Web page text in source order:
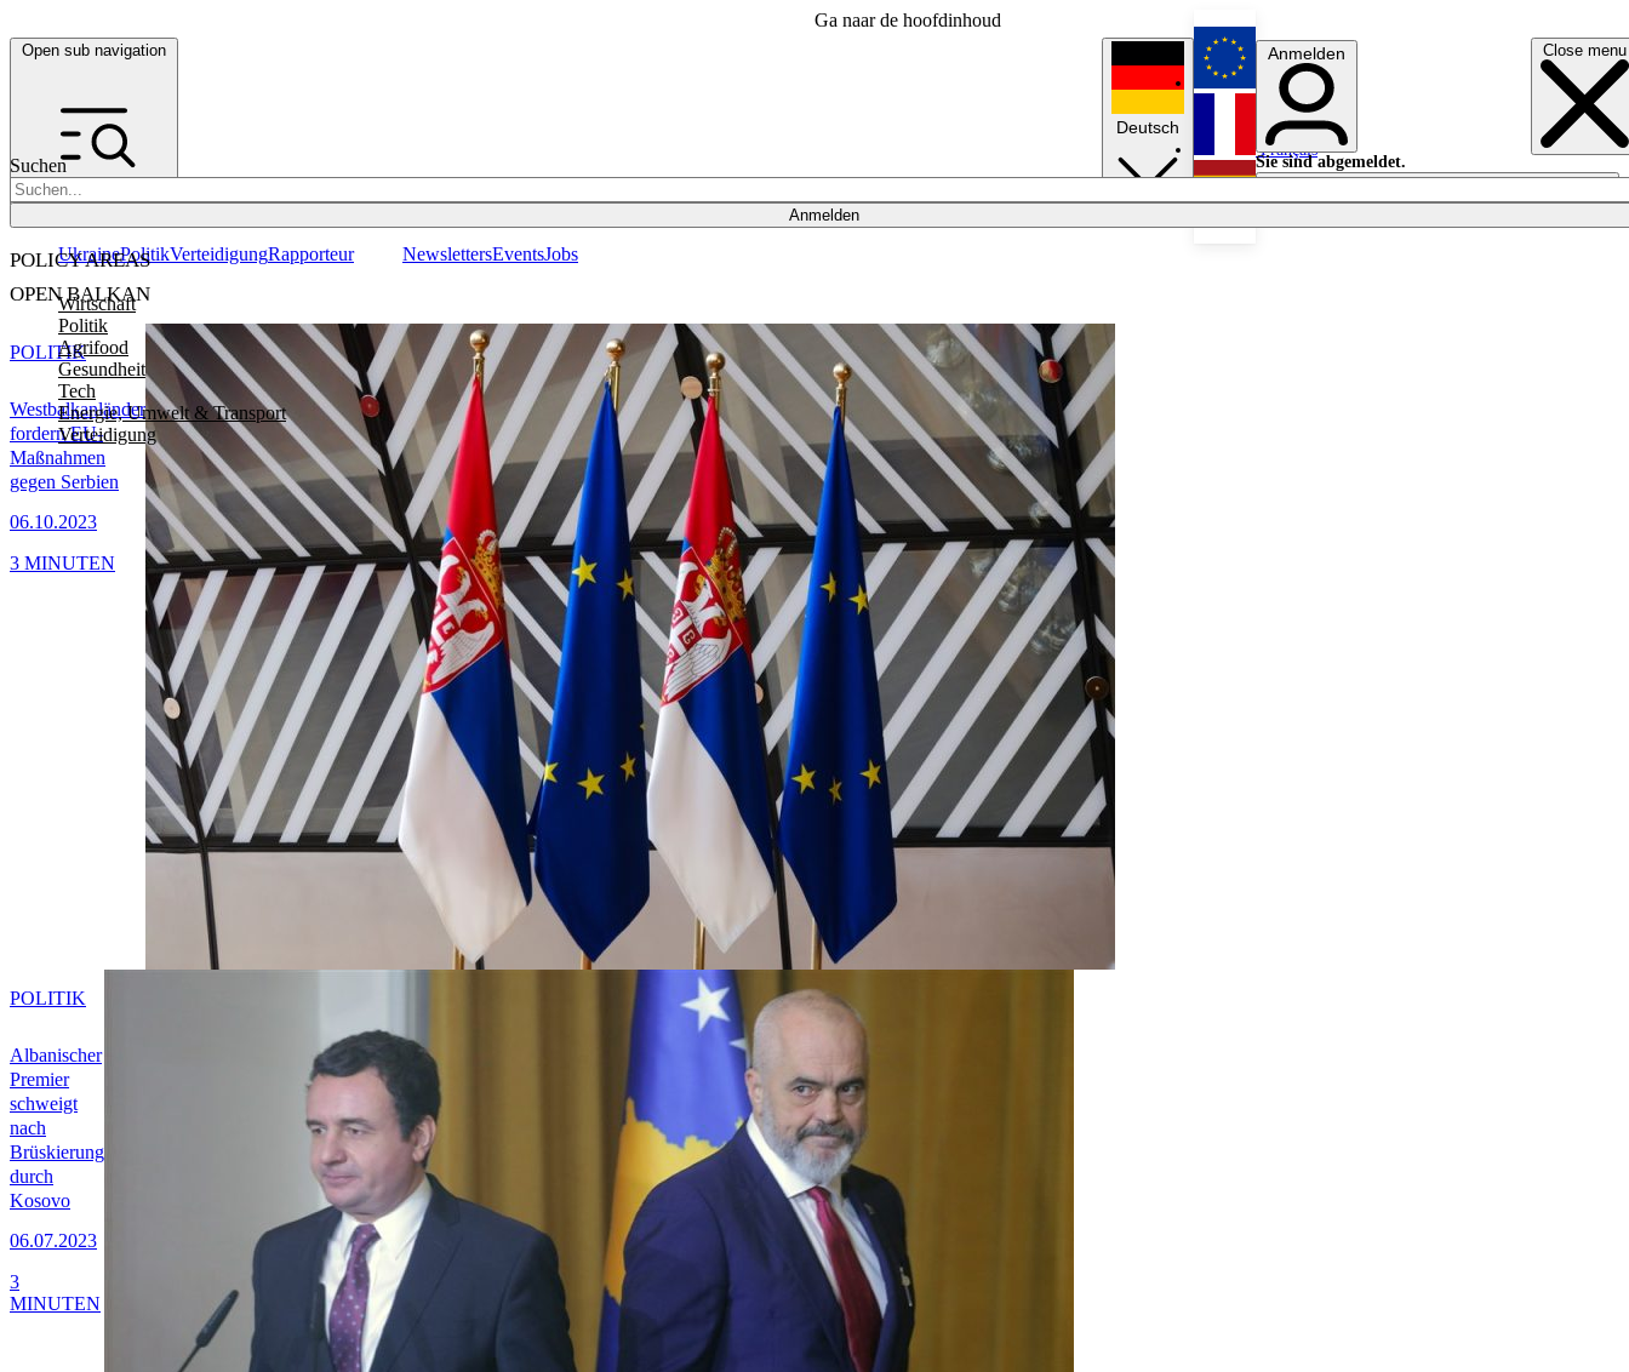
Ga naar de hoofdinhoud
Open sub navigation Close menu
Suchen
Anmelden
POLICY AREAS
Wirtschaft
Politik
Agrifood
Gesundheit
Tech
Energie, Umwelt & Transport
Verteidigung
UkrainePolitikVerteidigungRapporteur NewslettersEventsJobs
Deutsch
English
Français
Anmelden
Sie sind abgemeldet.
Anmelden
Licht aus
OPEN BALKAN
Westbalkanländer
fordern EU-
Maßnahmen
gegen Serbien
06.10.2023
POLITIK
3 MINUTEN
Albanischer
Premier
schweigt
nach
Brüskierung
durch
Kosovo
06.07.2023
POLITIK
3
MINUTEN